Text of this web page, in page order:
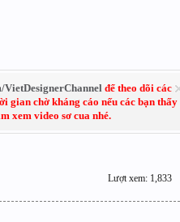
VietDesignerChannelđể theo dõi các
gian chờ kháng cáo nếu các bạn thấy
xem video sơ cua nhé.
Lượt xem: 1,833